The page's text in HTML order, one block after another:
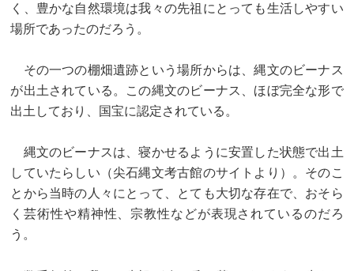
く、豊かな自然環境は我々の先祖にとっても生活しやすい
場所であったのだろう。
その一つの棚畑遺跡という場所からは、縄文のビーナス
が出土されている。この縄文のビーナス、ほぼ完全な形で
出土しており、国宝に認定されている。
縄文のビーナスは、寝かせるように安置した状態で出土
していたらしい（尖石縄文考古館のサイトより）。そのこ
とから当時の人々にとって、とても大切な存在で、おそら
く芸術性や精神性、宗教性などが表現されているのだろ
う。